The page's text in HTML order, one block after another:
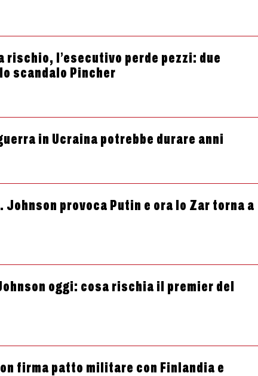
rischio, l’esecutivo perde pezzi: due
scandalo Pincher
in Ucraina potrebbe durare anni
provoca Putin e ora lo Zar torna a
oggi: cosa rischia il premier del
firma patto militare con Finlandia e